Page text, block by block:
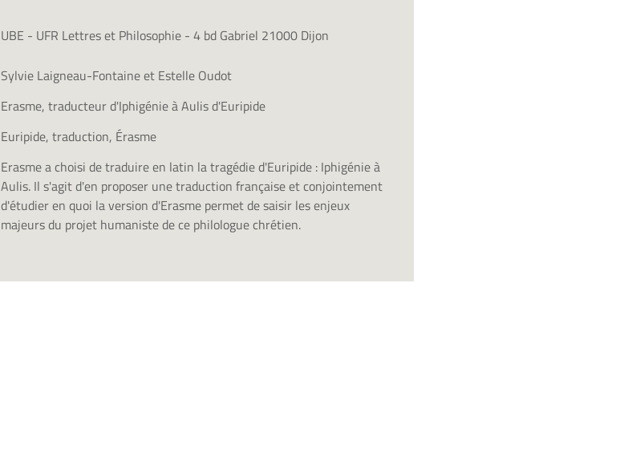
UBE - UFR Lettres et Philosophie - 4 bd Gabriel 21000 Dijon
Sylvie Laigneau-Fontaine et Estelle Oudot
Erasme, traducteur d'Iphigénie à Aulis d'Euripide
Euripide, traduction, Érasme
Erasme a choisi de traduire en latin la tragédie d'Euripide : Iphigénie à
Aulis. Il s'agit d'en proposer une traduction française et conjointement
d'étudier en quoi la version d'Erasme permet de saisir les enjeux
majeurs du projet humaniste de ce philologue chrétien.